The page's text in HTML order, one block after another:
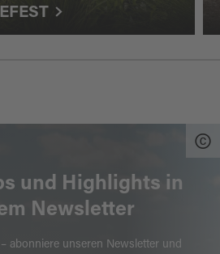
und Highlights in
Newsletter
abonniere unseren Newsletter und